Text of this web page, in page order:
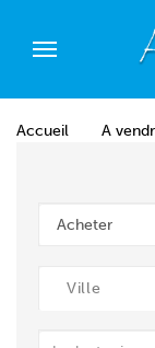
Accueil A
Ville